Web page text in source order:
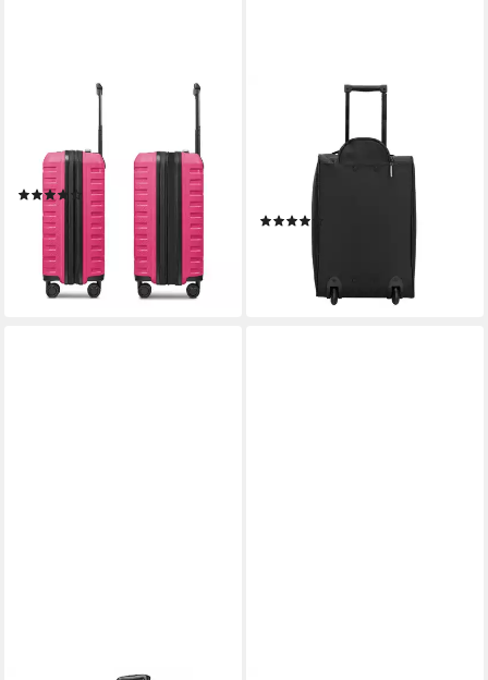
Kabinentrolley 55 cm mit
Dehnfalte
(17)
ab 119,95 €
lieferbar - in 2-3 Werktagen bei dir
CHRISTIAN WIPPERMANN
Business-Trolley Handgepäck
Trolley Koffer Reisekoffer, 2
Rollen, Ausziehbare
Teleskopstange
29,95 €
lieferbar - in 2-3 Werktagen bei dir